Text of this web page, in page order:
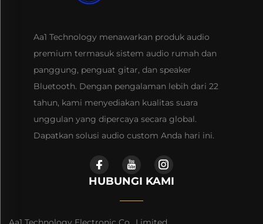
Aa1 Technology menawarkan produk audio
premium termasuk sistem audio rumah dan
panggung, penguat gitar, dan speaker
Bluetooth. Dengan pengalaman lebih dari 22
tahun, kami menyediakan kualitas suara
unggulan yang dipercaya secara global.
Dapatkan solusi audio custom Anda hari ini.
HUBUNGI KAMI